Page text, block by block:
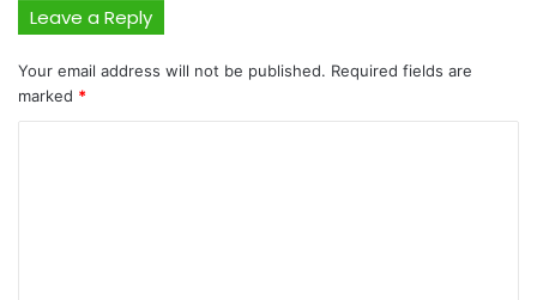
Leave a Reply
Your email address will not be published. Required fields are
marked *